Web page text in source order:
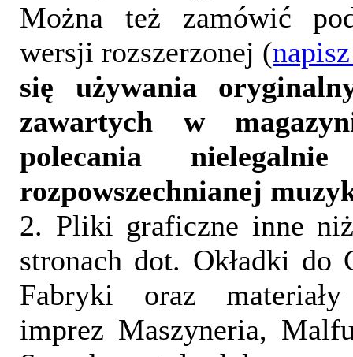
Można też zamówić
wersji rozszerzonej (
się używania
zawartych w
polecania
rozpowszechnianej
2. Pliki graficzne inne
stronach dot. Okładki do
Fabryki oraz
imprez Maszyneria,